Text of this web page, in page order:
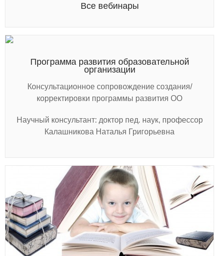
Все вебинары
Программа развития образовательной
организации
Консультационное сопровождение создания/
корректировки программы развития ОО
Научный консультант: доктор пед. наук, профессор
Калашникова Наталья Григорьевна